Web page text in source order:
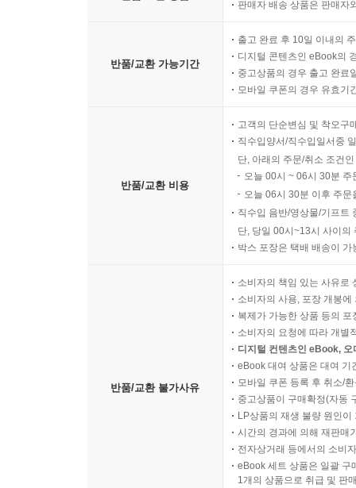
판매자 배송 상품은 판매자
반품/교환 가능기간
출고 완료 후 10일 이내의
디지털 콘텐츠인 eBook의
중고상품의 경우 출고 완료
모바일 쿠폰의 경우 유효기
반품/교환 비용
고객의 단순변심 및 착오구
직수입양서/직수입일서중
단, 아래의 주문/취소 조건
오늘 00시 ~ 06시 30분
오늘 06시 30분 이후 주
직수입 음반/영상물/기프트
단, 당일 00시~13시 사이의
박스 포장은 택배 배송이
반품/교환 불가사유
소비자의 책임 있는 사유로
소비자의 사용, 포장 개봉
복제가 가능한 상품 등의
소비자의 요청에 따라 개별
디지털 컨텐츠인 eBook,
eBook 대여 상품은 대여 기
모바일 쿠폰 등록 후 취소/
중고상품이 구매확정(자동
LP상품의 재생 불량 원인
시간의 경과에 의해 재판매
전자상거래 등에서의 소비
eBook 세트 상품은 일괄 구
1개의 상품으로 취급 및 판